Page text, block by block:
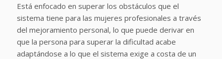
Está enfocado en superar los obstáculos que el
sistema tiene para las mujeres profesionales a través
del mejoramiento personal, lo que puede derivar en
que la persona para superar la dificultad acabe
adaptándose a lo que el sistema exige a costa de un